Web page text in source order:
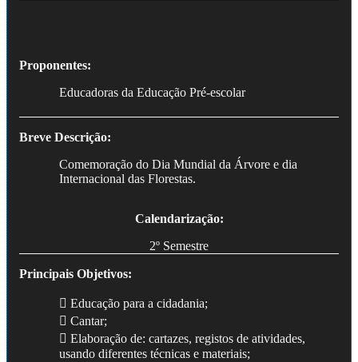
Proponentes:
Educadoras da Educação Pré-escolar
Breve Descrição:
Comemoração do Dia Mundial da Árvore e dia
Internacional das Florestas.
Calendarização:
2º Semestre
Principais Objetivos:
 Educação para a cidadania;
 Cantar;
 Elaboração de: cartazes, registos de atividades,
usando diferentes técnicas e materiais;